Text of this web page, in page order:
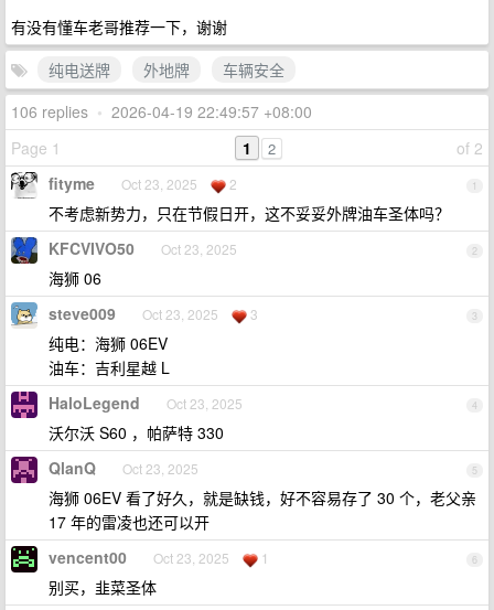
有没有懂车老哥推荐一下，谢谢
纯电送牌
外地牌
车辆安全
106 replies • 2026-04-19 22:49:57 +08:00
Page 1
of 2
1 2
1
fityme Oct 23, 2025 2
不考虑新势力，只在节假日开，这不妥妥外牌油车圣体吗？
2
KFCVIVO50 Oct 23, 2025
海狮 06
3
steve009 Oct 23, 2025 3
纯电：海狮 06EV
油车：吉利星越 L
4
HaloLegend Oct 23, 2025
沃尔沃 S60 ，帕萨特 330
5
QlanQ Oct 23, 2025
海狮 06EV 看了好久，就是缺钱，好不容易存了 30 个，老父亲
17 年的雷凌也还可以开
6
vencent00 Oct 23, 2025 1
别买，韭菜圣体